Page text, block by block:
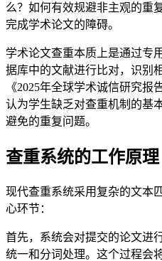
么？如何有效规避非主观的重
完成学术论文的障碍。
学术论文查重本质上是通过专
据库中的文献进行比对，识别
《2025年全球学术诚信研究报
认为学生缺乏对查重机制的基
避免的重复问题。
查重系统的工作原理
现代查重系统采用复杂的文本
心环节：
首先，系统会对提交的论文进
统一和分词处理。这个过程会